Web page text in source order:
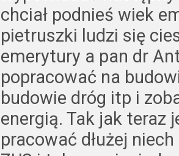
chciał podnieś wiek
pietruszki ludzi się
emerytury a pan dr
popracować na
budowie dróg itp i
energią. Tak jak teraz
pracować dłużej